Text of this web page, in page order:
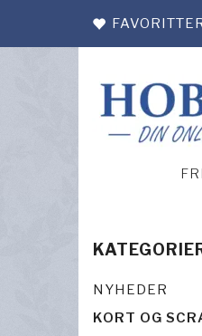
NYHEDER
KORT OG